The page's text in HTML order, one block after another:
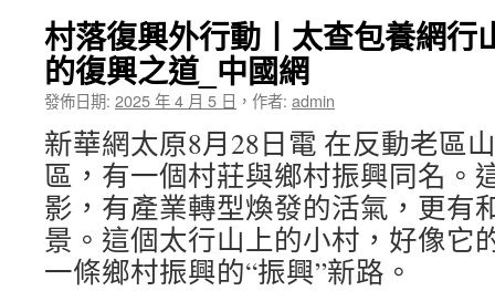
村落復興外行動丨太查包養網行
的復興之道_中國網
發佈日期: 2025 年 4 月 5 日 ， 作者: admin
新華網太原8月28日電 在反動老區
區，有一個村莊與鄉村振興同名。
影，有產業轉型煥發的活氣，更有
景。這個太行山上的小村，好像它
一條鄉村振興的“振興”新路。